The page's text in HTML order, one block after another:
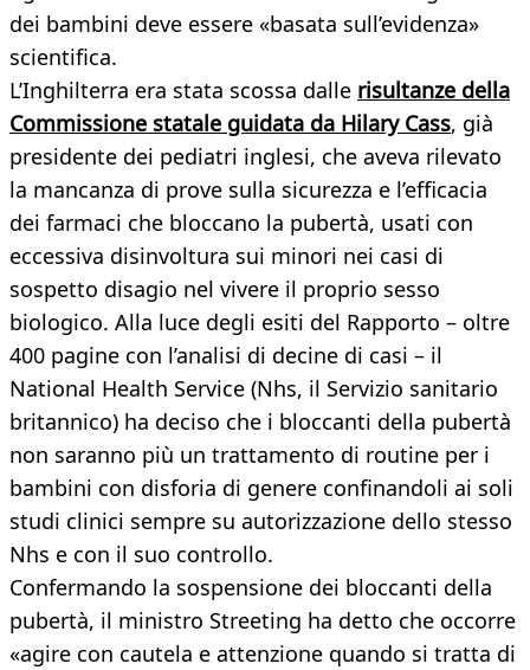
dei bambini deve essere «basata sull’evidenza»
scientifica.
L’Inghilterra era stata scossa dalle risultanze della
Commissione statale guidata da Hilary Cass, già
presidente dei pediatri inglesi, che aveva rilevato
la mancanza di prove sulla sicurezza e l’efficacia
dei farmaci che bloccano la pubertà, usati con
eccessiva disinvoltura sui minori nei casi di
sospetto disagio nel vivere il proprio sesso
biologico. Alla luce degli esiti del Rapporto – oltre
400 pagine con l’analisi di decine di casi – il
National Health Service (Nhs, il Servizio sanitario
britannico) ha deciso che i bloccanti della pubertà
non saranno più un trattamento di routine per i
bambini con disforia di genere confinandoli ai soli
studi clinici sempre su autorizzazione dello stesso
Nhs e con il suo controllo.
Confermando la sospensione dei bloccanti della
pubertà, il ministro Streeting ha detto che occorre
«agire con cautela e attenzione quando si tratta di